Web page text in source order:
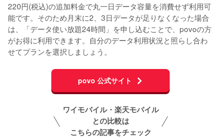
220円(税込)の追加料金で丸一日データ容量を消費せず利用可
能です。そのため月末に2、3日データが足りなくなった場合
は、「データ使い放題24時間」を申し込むことで、povoの方
がお得に利用できます。自分のデータ利用状況と照らし合わ
せてプランを選択しましょう。
povo 公式サイト
ワイモバイル・楽天モバイル
との比較は
こちらの記事をチェック